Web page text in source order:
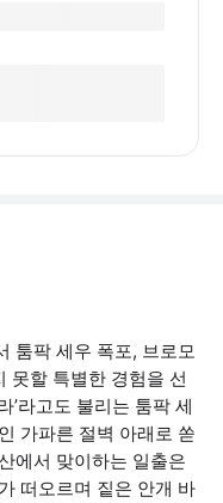
툼팍 세우 폭포, 브로모
못할 특별한 경험을 선
’라고도 불리는 툼팍 세
가파른 절벽 아래로 쏟
에서 맞이하는 일출은
떠오르며 짙은 안개 바